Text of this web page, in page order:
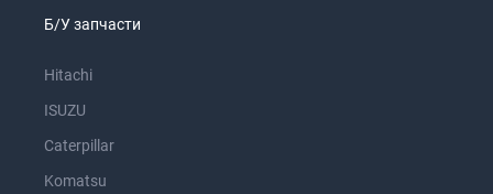
Б/У запчасти
Hitachi
ISUZU
Caterpillar
Komatsu